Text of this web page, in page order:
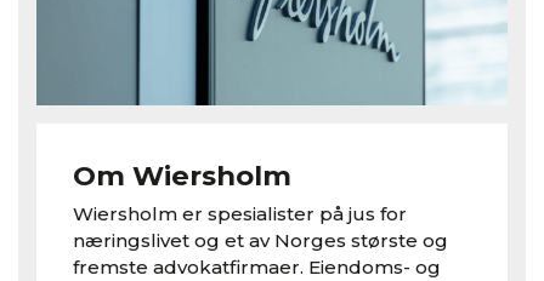
Om Wiersholm
Wiersholm er spesialister på jus for
næringslivet og et av Norges største og
fremste advokatfirmaer. Eiendoms- og